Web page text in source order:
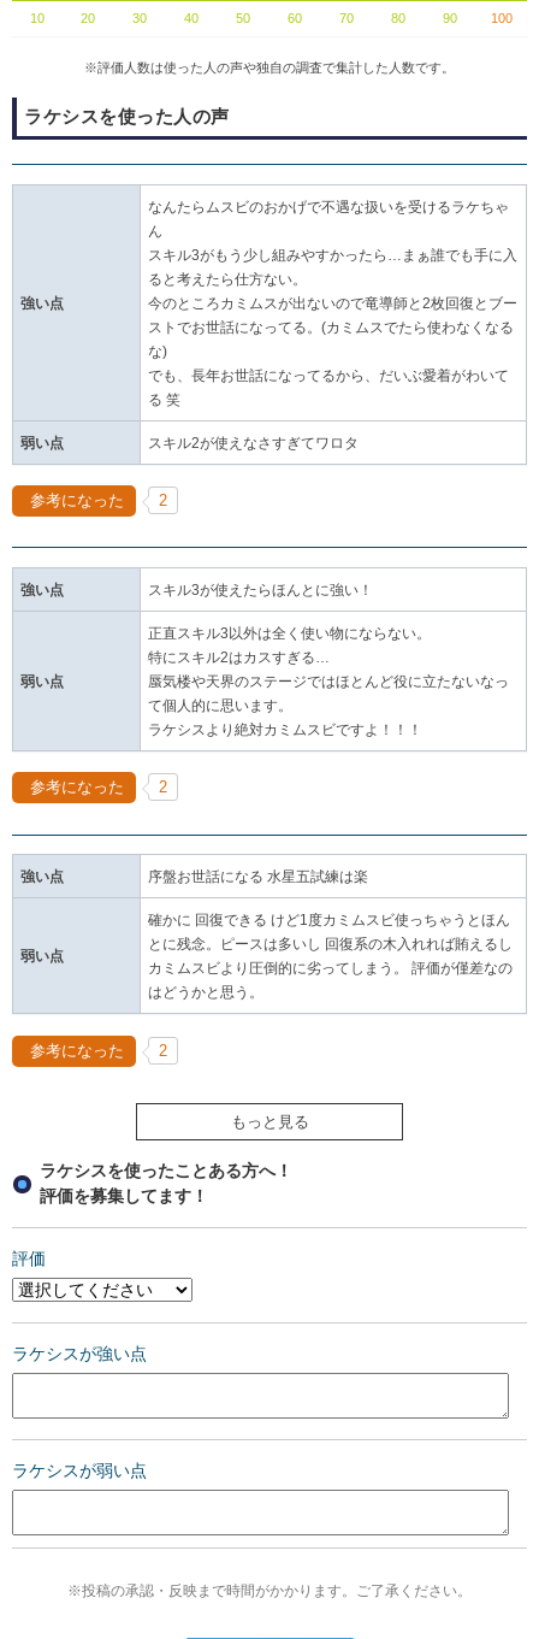
10 20 30 40 50 60 70 80 90 100
※評価人数は使った人の声や独自の調査で集計した人数です。
ラケシスを使った人の声
強い点
なんたらムスビのおかげで不遇な扱いを受けるラケちゃ
ん
スキル3がもう少し組みやすかったら…まぁ誰でも手に入
ると考えたら仕方ない。
今のところカミムスが出ないので竜導師と2枚回復とブー
ストでお世話になってる。(カミムスでたら使わなくなる
な)
でも、長年お世話になってるから、だいぶ愛着がわいて
る 笑
弱い点 スキル2が使えなさすぎてワロタ
参考になった 2
強い点 スキル3が使えたらほんとに強い！
弱い点
正直スキル3以外は全く使い物にならない。
特にスキル2はカスすぎる…
蜃気楼や天界のステージではほとんど役に立たないなっ
て個人的に思います。
ラケシスより絶対カミムスビですよ！！！
参考になった 2
強い点 序盤お世話になる 水星五試練は楽
弱い点
確かに 回復できる けど1度カミムスビ使っちゃうとほん
とに残念。ピースは多いし 回復系の木入れれば賄えるし
カミムスビより圧倒的に劣ってしまう。 評価が僅差なの
はどうかと思う。
参考になった 2
もっと見る
ラケシスを使ったことある方へ！
評価を募集してます！
評価
ラケシスが強い点
ラケシスが弱い点
※投稿の承認・反映まで時間がかかります。ご了承ください。